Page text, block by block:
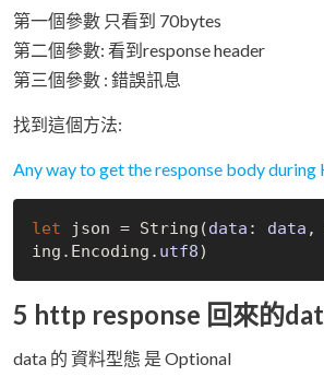
第一個參數 只看到 70bytes
第二個參數: 看到response header
第三個參數 : 錯誤訊息
找到這個方法:
Any way to get the response body during
let json = String(data : data ,
ing.Encoding. utf8)
5 http response 回來的
data 的 資料型態 是 Optional